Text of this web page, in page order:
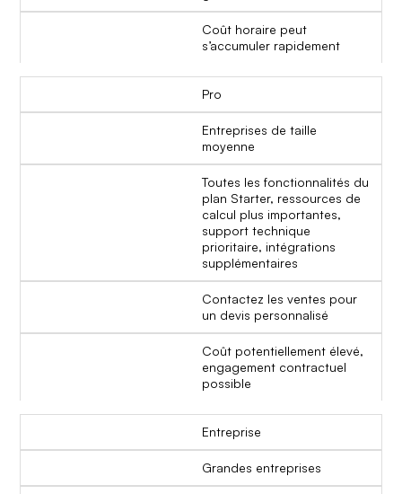
Coût horaire peut
s’accumuler rapidement
Pro
Entreprises de taille
moyenne
Toutes les fonctionnalités du
plan Starter, ressources de
calcul plus importantes,
support technique
prioritaire, intégrations
supplémentaires
Contactez les ventes pour
un devis personnalisé
Coût potentiellement élevé,
engagement contractuel
possible
Entreprise
Grandes entreprises